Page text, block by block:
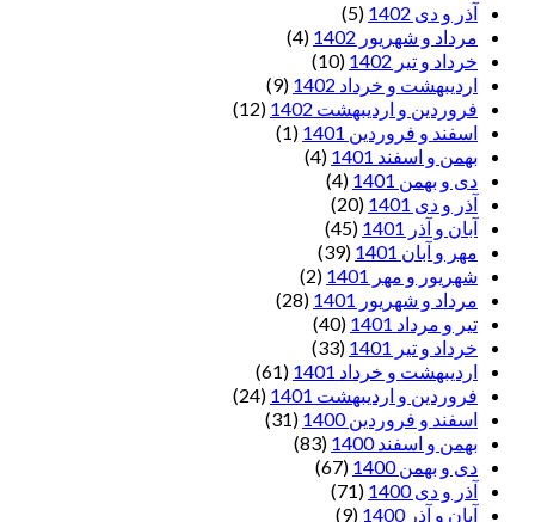
آذر و دی 1402
(5)
مرداد و شهریور 1402
(4)
خرداد و تیر 1402
(10)
اردیبهشت و خرداد 1402
(9)
فروردین و اردیبهشت 1402
(12)
اسفند و فروردین 1401
(1)
بهمن و اسفند 1401
(4)
دی و بهمن 1401
(4)
آذر و دی 1401
(20)
آبان و آذر 1401
(45)
مهر و آبان 1401
(39)
شهریور و مهر 1401
(2)
مرداد و شهریور 1401
(28)
تیر و مرداد 1401
(40)
خرداد و تیر 1401
(33)
اردیبهشت و خرداد 1401
(61)
فروردین و اردیبهشت 1401
(24)
اسفند و فروردین 1400
(31)
بهمن و اسفند 1400
(83)
دی و بهمن 1400
(67)
آذر و دی 1400
(71)
آبان و آذر 1400
(9)